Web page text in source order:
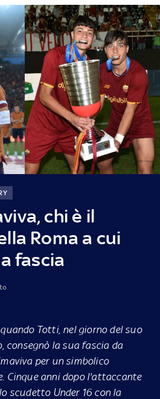
chi è il
Roma a cui
fascia
Totti, nel giorno del suo
consegnò la sua fascia da
per un simbolico
Cinque anni dopo l'attaccante
scudetto Under 16 con la